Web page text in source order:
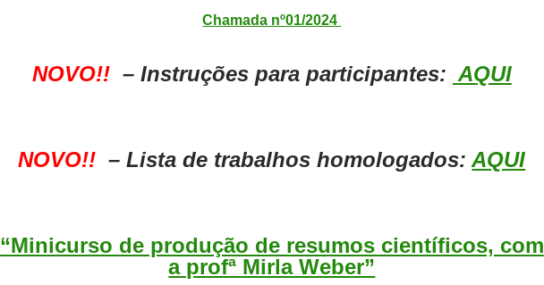
Chamada nº01/2024
NOVO!!– Instruções para participantes: AQUI
NOVO!! – Lista de trabalhos homologados:AQUI
“Minicurso de produção de resumos científicos, com
a profª Mirla Weber”